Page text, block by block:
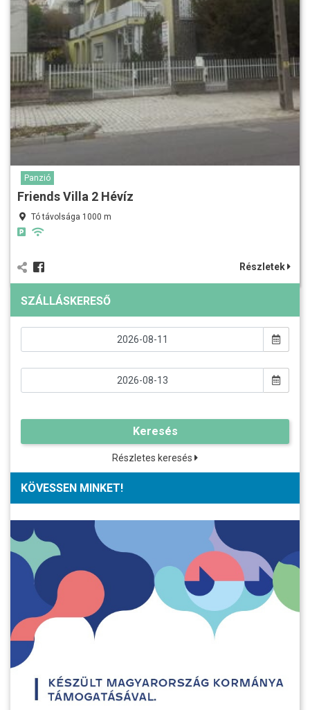
Panzió
Friends Villa 2 Hévíz
Tó távolsága 1000 m
Részletek
SZÁLLÁSKERESŐ
Keresés
Részletes keresés
KÖVESSEN MINKET!